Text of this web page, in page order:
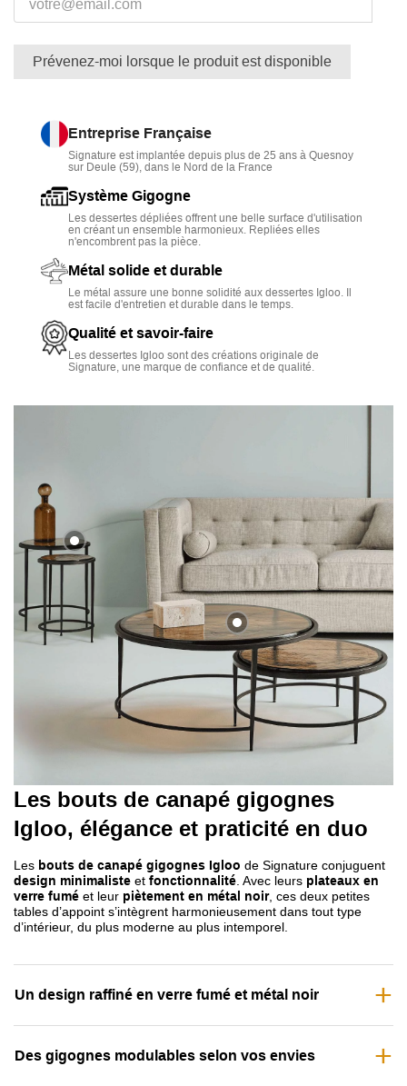
Modulables, ils s’utilisent ensemble ou séparément pour
poser une lampe, un livre ou un objet déco.
Dimensions : petiteL.33 x P.33 x H.49 cm, grandeL.44 x
Des gigognes d’appoint aussi légères que sophistiquées,
à découvrir dans notre collection detables d'appoint.
Prévenez-moi lorsque le produit est disponible
Entreprise Française
Signature est implantée depuis plus de 25 ans à Quesnoy
sur Deule (59), dans le Nord de la France
Système Gigogne
Les dessertes dépliées offrent une belle surface d'utilisation
en créant un ensemble harmonieux. Repliées elles
n'encombrent pas la pièce.
Métal solide et durable
Le métal assure une bonne solidité aux dessertes Igloo. Il
est facile d'entretien et durable dans le temps.
Qualité et savoir-faire
Les dessertes Igloo sont des créations originale de
Signature, une marque de confiance et de qualité.
Les bouts de canapé gigognes
Igloo, élégance et praticité en duo
Les bouts de canapé gigognes Igloo de Signature conjuguent
design minimaliste et fonctionnalité. Avec leurs plateaux en
verre fumé et leur piètement en métal noir, ces deux petites
tables d’appoint s’intègrent harmonieusement dans tout type
d’intérieur, du plus moderne au plus intemporel.
Un design raffiné en verre fumé et métal noir
Des gigognes modulables selon vos envies